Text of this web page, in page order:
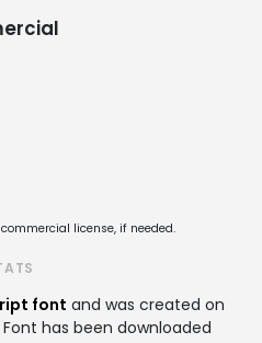
license, if needed.
font and was created on
Font has been downloaded